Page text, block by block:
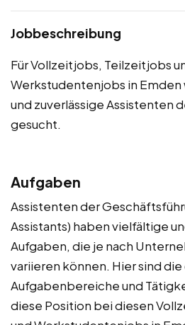
Jobbeschreibung
Für Vollzeitjobs, Teilzeitjobs
Werkstudentenjobs in
und zuverlässige Assistenten
gesucht.
Aufgaben
Assistenten der
Assistants) haben vielfältige
Aufgaben, die je nach
variieren können. Hier sind
Aufgabenbereiche und
diese Position bei diesen